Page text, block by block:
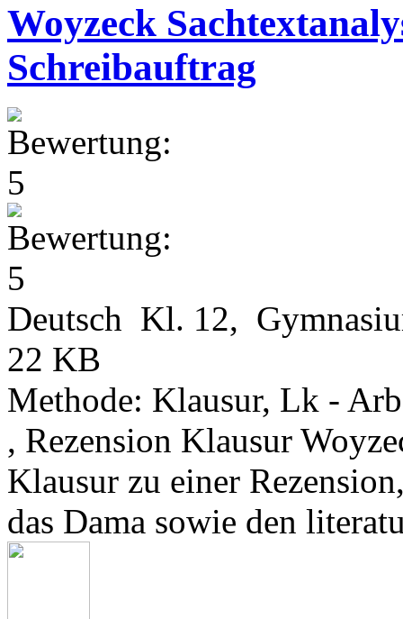
Woyzeck
Schreibauftrag
Deutsch Kl. 12,
22 KB
Methode: Klausur, Lk -
, Rezension Klausur
Klausur zu einer
das Dama sowie den